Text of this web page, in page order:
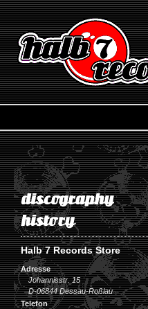
Halb 7 Records Store
Adresse
Johannisstr. 15
D-06844 Dessau-Roßlau
Telefon